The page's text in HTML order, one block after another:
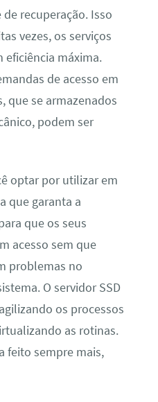
recuperação. Isso
vezes, os serviços
eficiência máxima.
de acesso em
que se armazenados
podem ser
optar por utilizar em
que garanta a
que os seus
acesso sem que
problemas no
O servidor SSD
os processos
as rotinas.
feito sempre mais,